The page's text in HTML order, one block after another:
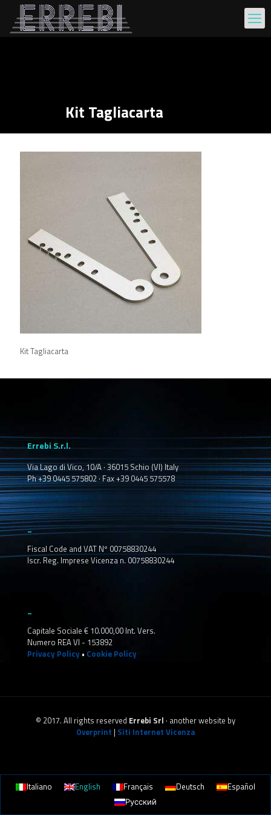
Kit Tagliacarta
Kit Tagliacarta
Errebi S.r.l.
Via Lago di Vico, 10/A · 36015 Schio (VI) Italy
Ph +39 0445 575802 · Fax +39 0445 575578
_
Fiscal Code and VAT Nº 00758830244
Iscr. Reg. Imprese Vicenza n. 00758830244
Capitale Sociale € 10.000,00 Int. Vers.
Numero REA VI - 153892
Privacy Policy • Cookie Policy
© 2017. All rights reserved Errebi Srl · another website by
Overprint | Siti Internet Vicenza
Italiano English Français Deutsch
Español
Русский